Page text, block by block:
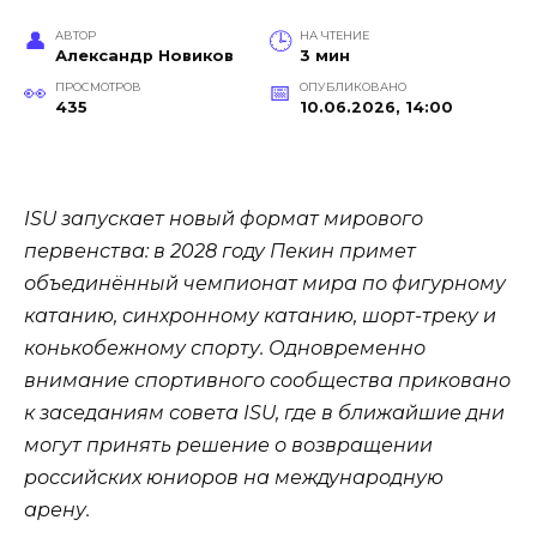
АВТОР
Александр Новиков
НА ЧТЕНИЕ
3 мин
ПРОСМОТРОВ
435
ОПУБЛИКОВАНО
10.06.2026, 14:00
ISU запускает новый формат мирового
первенства: в 2028 году Пекин примет
объединённый чемпионат мира по фигурному
катанию, синхронному катанию, шорт-треку и
конькобежному спорту. Одновременно
внимание спортивного сообщества приковано
к заседаниям совета ISU, где в ближайшие дни
могут принять решение о возвращении
российских юниоров на международную
арену.